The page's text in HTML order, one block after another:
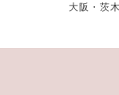
大阪・茨